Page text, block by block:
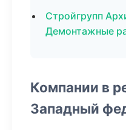
Стройгрупп
Демонтажные
Компании в
Западный